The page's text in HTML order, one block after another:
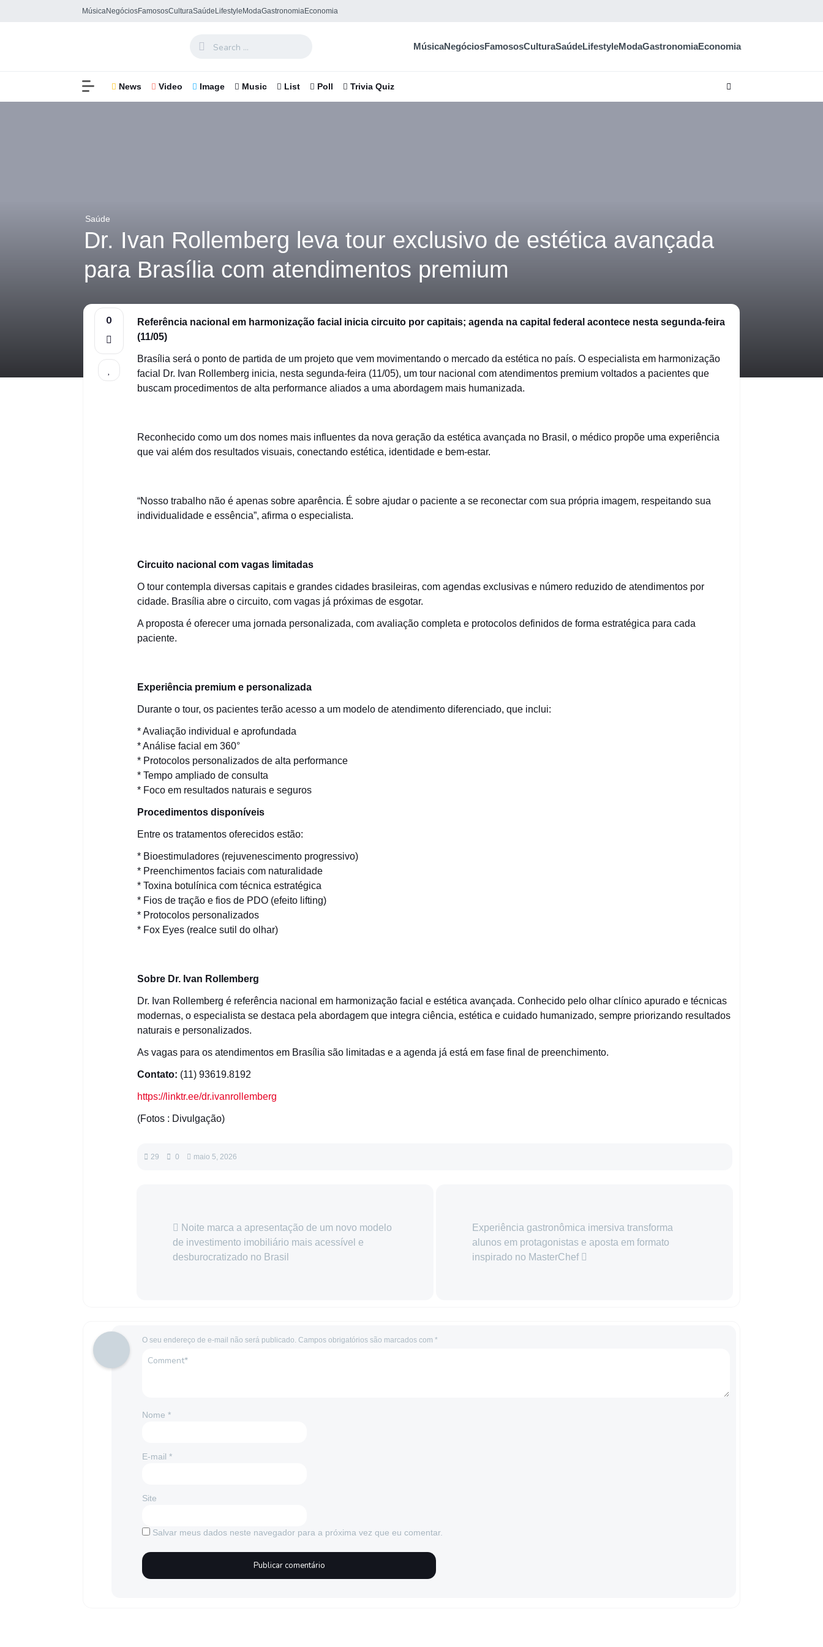
MúsicaNegóciosFamososCulturaSaúde Lifestyle ModaGastronomiaEconomia
MúsicaNegóciosFamososCulturaSaúdeLifestyleModaGastronomiaEconomia
News Video Image Music List Poll Trivia Quiz
Saúde
Dr. Ivan Rollemberg leva tour exclusivo de estética avançada
para Brasília com atendimentos premium
0
Referência nacional em harmonização facial inicia circuito por capitais; agenda na capital federal acontece nesta segunda-feira
(11/05)
Brasília será o ponto de partida de um projeto que vem movimentando o mercado da estética no país. O especialista em harmonização
facial Dr. Ivan Rollemberg inicia, nesta segunda-feira (11/05), um tour nacional com atendimentos premium voltados a pacientes que
buscam procedimentos de alta performance aliados a uma abordagem mais humanizada.
Reconhecido como um dos nomes mais influentes da nova geração da estética avançada no Brasil, o médico propõe uma experiência
que vai além dos resultados visuais, conectando estética, identidade e bem-estar.
“Nosso trabalho não é apenas sobre aparência. É sobre ajudar o paciente a se reconectar com sua própria imagem, respeitando sua
individualidade e essência”, afirma o especialista.
Circuito nacional com vagas limitadas
O tour contempla diversas capitais e grandes cidades brasileiras, com agendas exclusivas e número reduzido de atendimentos por
cidade. Brasília abre o circuito, com vagas já próximas de esgotar.
A proposta é oferecer uma jornada personalizada, com avaliação completa e protocolos definidos de forma estratégica para cada
paciente.
Experiência premium e personalizada
Durante o tour, os pacientes terão acesso a um modelo de atendimento diferenciado, que inclui:
* Avaliação individual e aprofundada
* Análise facial em 360°
* Protocolos personalizados de alta performance
* Tempo ampliado de consulta
* Foco em resultados naturais e seguros
Procedimentos disponíveis
Entre os tratamentos oferecidos estão:
* Bioestimuladores (rejuvenescimento progressivo)
* Preenchimentos faciais com naturalidade
* Toxina botulínica com técnica estratégica
* Fios de tração e fios de PDO (efeito lifting)
* Protocolos personalizados
* Fox Eyes (realce sutil do olhar)
Sobre Dr. Ivan Rollemberg
Dr. Ivan Rollemberg é referência nacional em harmonização facial e estética avançada. Conhecido pelo olhar clínico apurado e técnicas
modernas, o especialista se destaca pela abordagem que integra ciência, estética e cuidado humanizado, sempre priorizando resultados
naturais e personalizados.
As vagas para os atendimentos em Brasília são limitadas e a agenda já está em fase final de preenchimento.
Contato: (11) 93619.8192
https://linktr.ee/dr.ivanrollemberg
(Fotos : Divulgação)
29 0 maio 5, 2026
Noite marca a apresentação de um novo modelo
de investimento imobiliário mais acessível e
desburocratizado no Brasil
Experiência gastronômica imersiva transforma
alunos em protagonistas e aposta em formato
inspirado no MasterChef
O seu endereço de e-mail não será publicado. Campos obrigatórios são marcados com*
Nome*
E-mail*
Site
Salvar meus dados neste navegador para a próxima vez que eu comentar.